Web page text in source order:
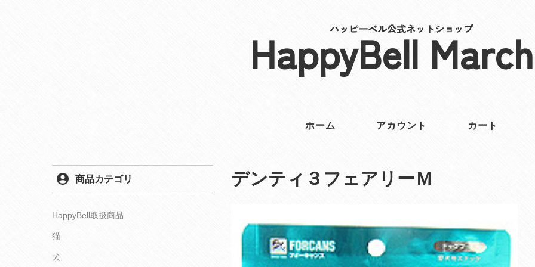
ハッピーベル公式ネットショップ
HappyBell
ホーム アカウント カート
デンティ３フェアリーＭ
商品カテゴリ
HappyBell取扱商品
猫
犬